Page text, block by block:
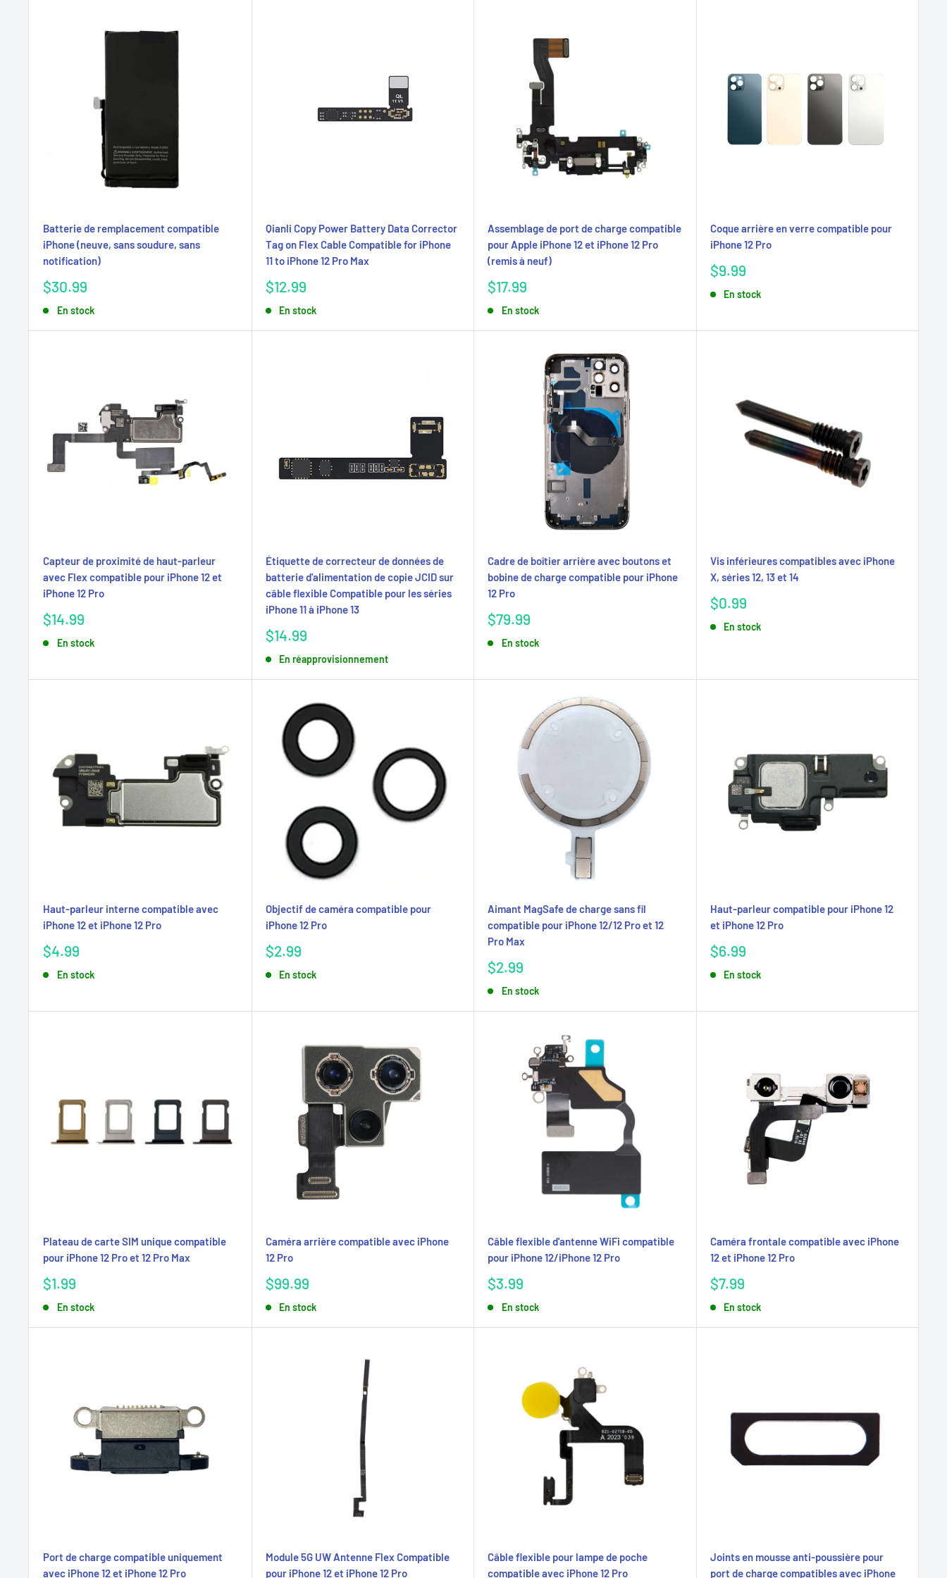
Batterie de remplacement compatible
iPhone (neuve, sans soudure, sans
notification)
Prix
$30.99
En stock
Qianli Copy Power Battery Data Corrector
Tag on Flex Cable Compatible for iPhone
11 to iPhone 12 Pro Max
Prix
$12.99
En stock
Assemblage de port de charge compatible
pour Apple iPhone 12 et iPhone 12 Pro
(remis à neuf)
Prix
$17.99
En stock
Coque arrière en verre compatible pour
iPhone 12 Pro
Prix
$9.99
En stock
Capteur de proximité de haut-parleur
avec Flex compatible pour iPhone 12 et
iPhone 12 Pro
Prix
$14.99
En stock
Étiquette de correcteur de données de
batterie d'alimentation de copie JCID sur
câble flexible Compatible pour les séries
iPhone 11 à iPhone 13
Prix
$14.99
En réapprovisionnement
Cadre de boîtier arrière avec boutons et
bobine de charge compatible pour iPhone
12 Pro
Prix
$79.99
En stock
Vis inférieures compatibles avec iPhone
X, séries 12, 13 et 14
Prix
$0.99
En stock
Haut-parleur interne compatible avec
iPhone 12 et iPhone 12 Pro
Prix
$4.99
En stock
Objectif de caméra compatible pour
iPhone 12 Pro
Prix
$2.99
En stock
Aimant MagSafe de charge sans fil
compatible pour iPhone 12/12 Pro et 12
Pro Max
Prix
$2.99
En stock
Haut-parleur compatible pour iPhone 12
et iPhone 12 Pro
Prix
$6.99
En stock
Plateau de carte SIM unique compatible
pour iPhone 12 Pro et 12 Pro Max
Prix
$1.99
En stock
Caméra arrière compatible avec iPhone
12 Pro
Prix
$99.99
En stock
Câble flexible d'antenne WiFi compatible
pour iPhone 12/iPhone 12 Pro
Prix
$3.99
En stock
Caméra frontale compatible avec iPhone
12 et iPhone 12 Pro
Prix
$7.99
En stock
Port de charge compatible uniquement
avec iPhone 12 et iPhone 12 Pro
Module 5G UW Antenne Flex Compatible
pour iPhone 12 et iPhone 12 Pro
Câble flexible pour lampe de poche
compatible avec iPhone 12 Pro
Joints en mousse anti-poussière pour
port de charge compatibles avec iPhone